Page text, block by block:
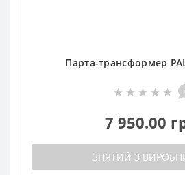
Парта-трансформер
7 950.00
ЗНЯТИЙ З